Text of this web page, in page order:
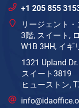
+1 205 855
リージェント
3階, スイート,
W1B 3HH, イギ
1321 Upland Dr.
スイート3819
ヒューストン,